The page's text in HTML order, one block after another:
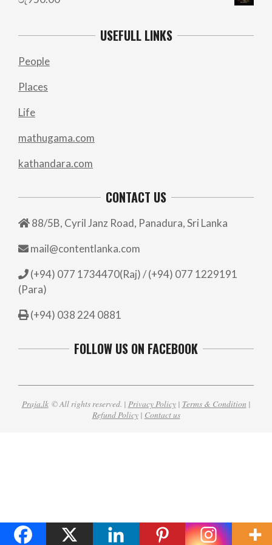
USEFULL LINKS
People
Places
Life
mathugama.com
kathandara.com
CONTACT US
88/5B, Cyril Janz Road, Panadura, Sri Lanka
mail@contentlanka.com
(+94) 077 1734470(Raj) / (+94) 077 1229191
(Para)
(+94) 038 224 0881
FOLLOW US ON FACEBOOK
Praja.lk© All rights reserved. | Privacy Policy| Terms & Condition |
Refund Policy| Contact us